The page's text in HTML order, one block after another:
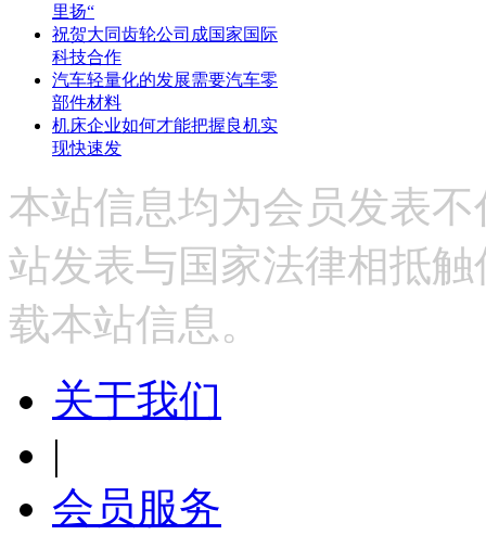
里扬“
祝贺大同齿轮公司成国家国际
科技合作
汽车轻量化的发展需要汽车零
部件材料
机床企业如何才能把握良机实
现快速发
本站信息均为会员发表
站发表与国家法律相抵
载本站信息。
关于我们
|
会员服务